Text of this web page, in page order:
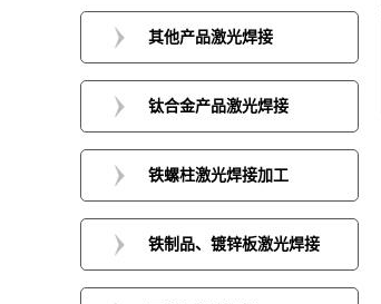
其他产品激光焊接
钛合金产品激光焊接
铁螺柱激光焊接加工
铁制品、镀锌板激光焊接